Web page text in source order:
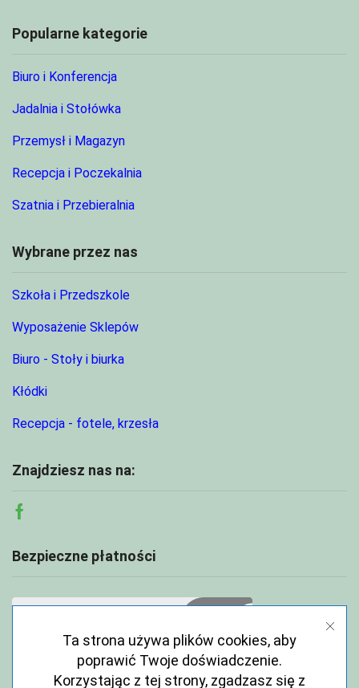
Popularne kategorie
Biuro i Konferencja
Jadalnia i Stołówka
Przemysł i Magazyn
Recepcja i Poczekalnia
Szatnia i Przebieralnia
Wybrane przez nas
Szkoła i Przedszkole
Wyposażenie Sklepów
Biuro - Stoły i biurka
Kłódki
Recepcja - fotele, krzesła
Znajdziesz nas na:
Facebook
Bezpieczne płatności
Ta strona używa plików cookies, aby
poprawić Twoje doświadczenie.
Korzystając z tej strony, zgadzasz się z